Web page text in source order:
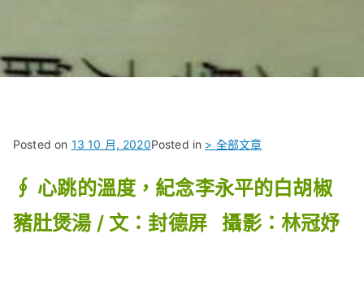
Posted on 13 10 月, 2020Posted in > 全部文章
∮ 心跳的溫度，紀念李永平的白胡椒
豬肚煲湯 / 文：封德屏 攝影：林冠妤